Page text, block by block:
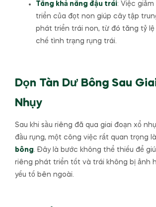
Tăng khả năng đậu trái: Việc
triển của đọt non giúp cây tập
phát triển trái non, từ đó tăng tỷ lệ
chế tình trạng rụng trái.
Dọn Tàn Dư Bông Sau
Nhụy
Sau khi sầu riêng đã qua giai đoạn xổ
đầu rụng, một công việc rất quan trọng là
bông. Đây là bước không thể thiếu để
riêng phát triển tốt và trái không bị ảnh
yếu tố bên ngoài.